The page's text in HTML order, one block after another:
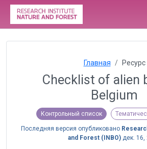
Главная Ресурс
Checklist of alien
Belgium
Контрольный список
Последняя версия опубликовано
and Forest (INBO) дек. 16,